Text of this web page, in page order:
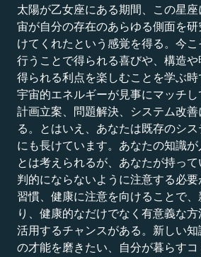
太陽が乙女座にある期間、この星座
宙が自分の存在のあらゆる側面を研
けてくれたという感覚を得る。今こ
行うことで得られる喜びや、構造や
得られる利点を楽しむことを学ぶ時
宇宙的エネルギーが見事にマッチし
計画立案、問題解決、システム改善
る。とはいえ、あなたは既存のシス
にも長けています。あなたの知識が
とは考えられるが、あなたが持って
判的にならないように注意する必要
習慣、健康に注意を向けることで、
り、健康的なだけでなく有意義な方
活用するチャンスがある。新しい知
の才能を磨きたい、自分が暮らすコ